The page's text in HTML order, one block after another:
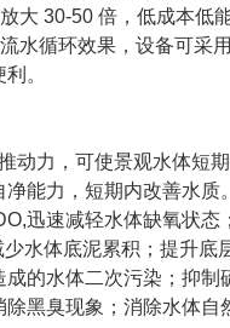
大 30-50 倍，低成本低
水循环效果，设备可采
。
动力，可使景观水体短
能力，短期内改善水质。
迅速减轻水体缺氧状态
水体底泥累积；提升
的水体二次污染；抑
黑臭现象；消除水体自